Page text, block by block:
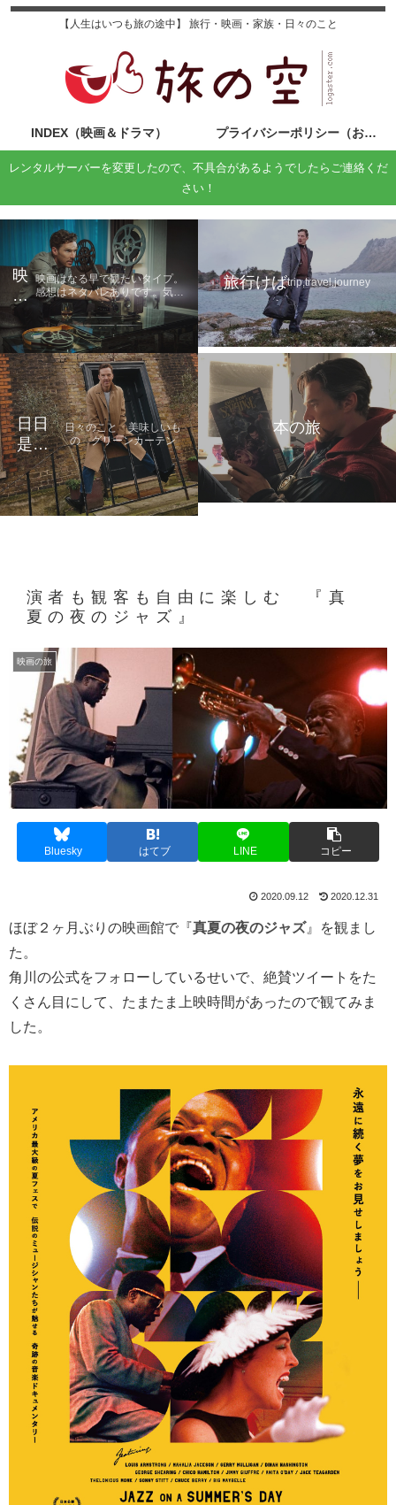
【人生はいつも旅の途中】 旅行・映画・家族・日々のこと
INDEX（映画＆ドラマ） プライバシーポリシー（お問い合わせ）
レンタルサーバーを変更したので、不具合があるようでしたらご連絡くだ
さい！
映
画
の
旅
映画はなる早で観たいタイプ。
感想はネタバレありです。気に
なる方は鑑賞後に読んでくださ
い。
旅行けばtrip,travel,journey
日日
是好
日
日々のこと 美味しいも
の グリーンカーテン
本の旅
演者も観客も自由に楽しむ 『真
夏の夜のジャズ』
映画の旅
Bluesky はてブ LINE コピー
2020.09.12 2020.12.31
ほぼ２ヶ月ぶりの映画館で『真夏の夜のジャズ』を観まし
た。
角川の公式をフォローしているせいで、絶賛ツイートをた
くさん目にして、たまたま上映時間があったので観てみま
した。